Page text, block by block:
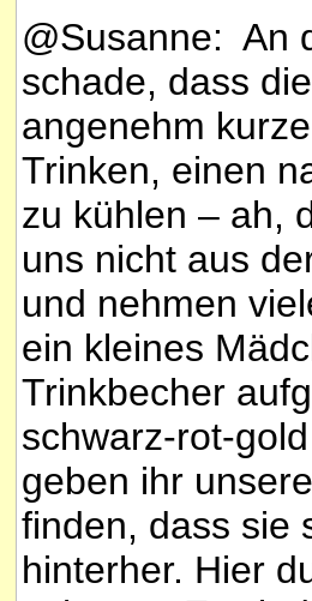
@Susanne: An
schade, dass
angenehm
Trinken, einen
zu kühlen – ah,
uns nicht aus
und nehmen
ein kleines
Trinkbecher
schwarz-rot-
geben ihr
finden, dass sie
hinterher. Hier